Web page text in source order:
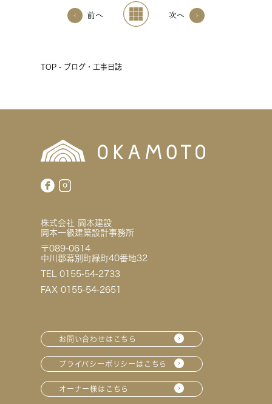
前へ 次へ
TOP - ブログ・工事日誌
株式会社 岡本建設
岡本一級建築設計事務所
〒089-0614
中川郡幕別町緑町40番地32
TEL 0155-54-2733
FAX 0155-54-2651
お問い合わせはこちら
プライバシーポリシーはこちら
オーナー様はこちら